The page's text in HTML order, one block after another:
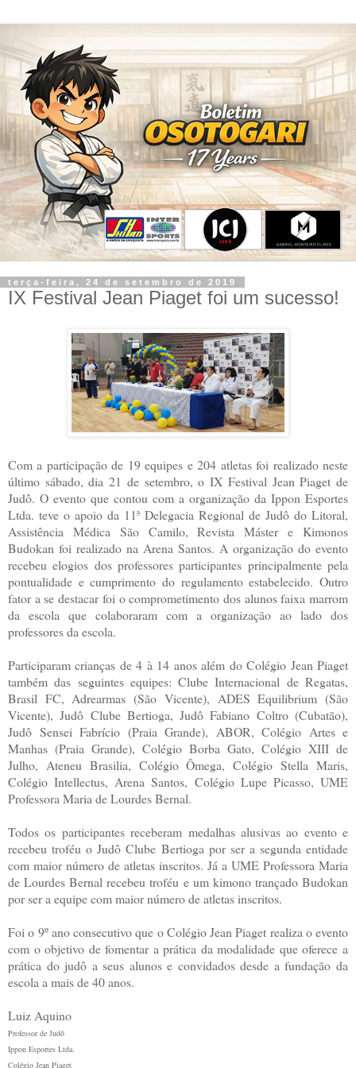
terça-feira, 24 de setembro de 2019
IX Festival Jean Piaget foi um sucesso!
Com a participação de 19 equipes e 204 atletas foi realizado neste
último sábado, dia 21 de setembro, o IX Festival Jean Piaget de
Judô. O evento que contou com a organização da Ippon Esportes
Ltda. teve o apoio da 11ª Delegacia Regional de Judô do Litoral,
Assistência Médica São Camilo, Revista Máster e Kimonos
Budokan foi realizado na Arena Santos. A organização do evento
recebeu elogios dos professores participantes principalmente pela
pontualidade e cumprimento do regulamento estabelecido. Outro
fator a se destacar foi o comprometimento dos alunos faixa marrom
da escola que colaboraram com a organização ao lado dos
professores da escola.
Participaram crianças de 4 à 14 anos além do Colégio Jean Piaget
também das seguintes equipes: Clube Internacional de Regatas,
Brasil FC, Adrearmas (São Vicente), ADES Equilibrium (São
Vicente), Judô Clube Bertioga, Judô Fabiano Coltro (Cubatão),
Judô Sensei Fabrício (Praia Grande), ABOR, Colégio Artes e
Manhas (Praia Grande), Colégio Borba Gato, Colégio XIII de
Julho, Ateneu Brasilia, Colégio Ômega, Colégio Stella Maris,
Colégio Intellectus, Arena Santos, Colégio Lupe Picasso, UME
Professora Maria de Lourdes Bernal.
Todos os participantes receberam medalhas alusivas ao evento e
recebeu troféu o Judô Clube Bertioga por ser a segunda entidade
com maior número de atletas inscritos. Já a UME Professora Maria
de Lourdes Bernal recebeu troféu e um kimono trançado Budokan
por ser a equipe com maior número de atletas inscritos.
Foi o 9º ano consecutivo que o Colégio Jean Piaget realiza o evento
com o objetivo de fomentar a prática da modalidade que oferece a
prática do judô a seus alunos e convidados desde a fundação da
escola a mais de 40 anos.
Luiz Aquino
Professor de Judô
Ippon Esportes Ltda.
Colégio Jean Piaget